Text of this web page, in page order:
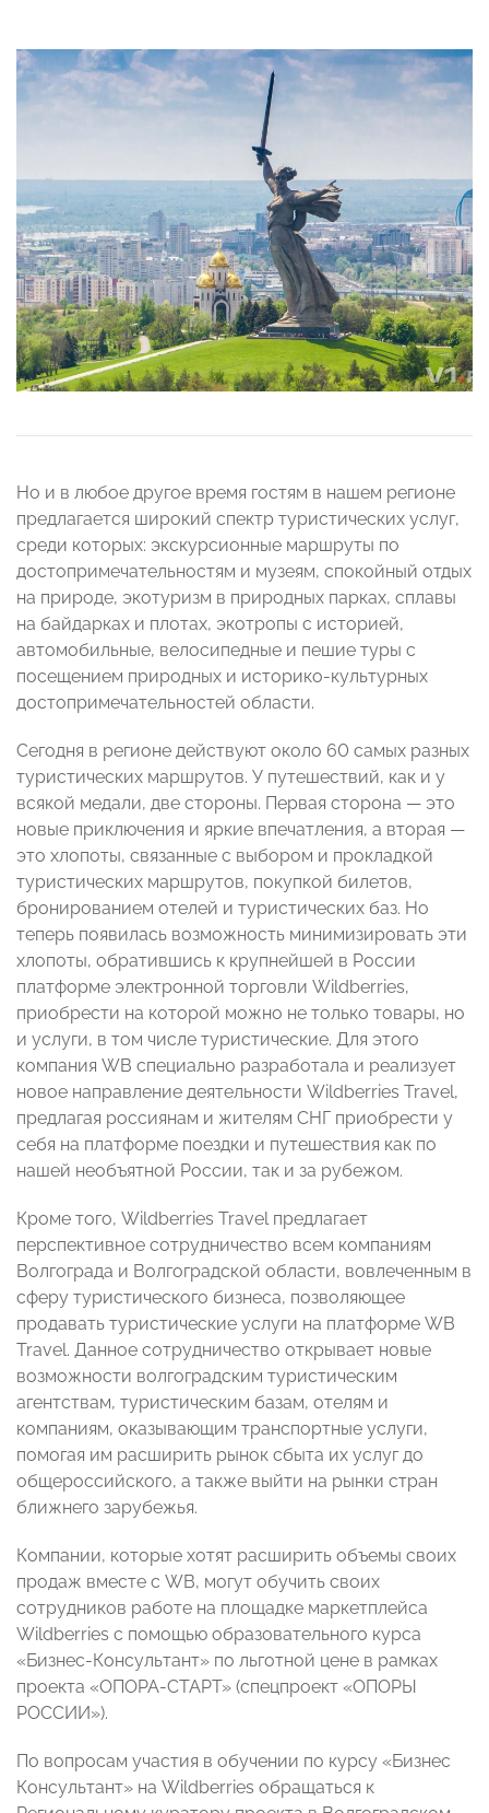
Но и в любое другое время гостям в нашем регионе
предлагается широкий спектр туристических услуг,
среди которых: экскурсионные маршруты по
достопримечательностям и музеям, спокойный отдых
на природе, экотуризм в природных парках, сплавы
на байдарках и плотах, экотропы с историей,
автомобильные, велосипедные и пешие туры с
посещением природных и историко-культурных
достопримечательностей области.
Сегодня в регионе действуют около 60 самых разных
туристических маршрутов. У путешествий, как и у
всякой медали, две стороны. Первая сторона — это
новые приключения и яркие впечатления, а вторая —
это хлопоты, связанные с выбором и прокладкой
туристических маршрутов, покупкой билетов,
бронированием отелей и туристических баз. Но
теперь появилась возможность минимизировать эти
хлопоты, обратившись к крупнейшей в России
платформе электронной торговли Wildberries,
приобрести на которой можно не только товары, но
и услуги, в том числе туристические. Для этого
компания WB специально разработала и реализует
новое направление деятельности Wildberries Travel,
предлагая россиянам и жителям СНГ приобрести у
себя на платформе поездки и путешествия как по
нашей необъятной России, так и за рубежом.
Кроме того, Wildberries Travel предлагает
перспективное сотрудничество всем компаниям
Волгограда и Волгоградской области, вовлеченным в
сферу туристического бизнеса, позволяющее
продавать туристические услуги на платформе WB
Travel. Данное сотрудничество открывает новые
возможности волгоградским туристическим
агентствам, туристическим базам, отелям и
компаниям, оказывающим транспортные услуги,
помогая им расширить рынок сбыта их услуг до
общероссийского, а также выйти на рынки стран
ближнего зарубежья.
Компании, которые хотят расширить объемы своих
продаж вместе с WB, могут обучить своих
сотрудников работе на площадке маркетплейса
Wildberries с помощью образовательного курса
«Бизнес-Консультант» по льготной цене в рамках
проекта «ОПОРА-СТАРТ» (спецпроект «ОПОРЫ
РОССИИ»).
По вопросам участия в обучении по курсу «Бизнес
Консультант» на Wildberries обращаться к